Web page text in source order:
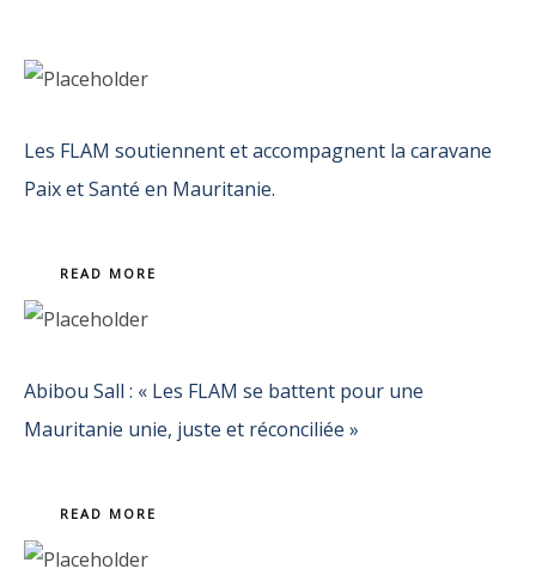
Les FLAM soutiennent et accompagnent la caravane
Paix et Santé en Mauritanie.
READ MORE
Abibou Sall : « Les FLAM se battent pour une
Mauritanie unie, juste et réconciliée »
READ MORE